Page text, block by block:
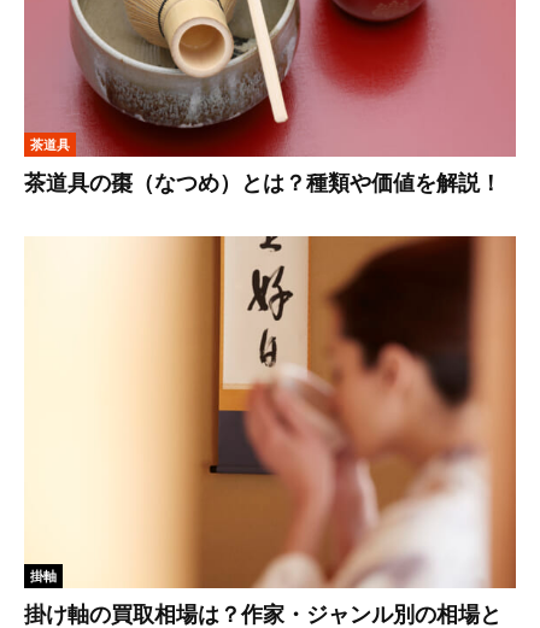
茶道具
茶道具の棗（なつめ）とは？種類や価値を解説！
掛軸
掛け軸の買取相場は？作家・ジャンル別の相場と